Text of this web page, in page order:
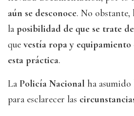
aún se desconoce. No obstante,
la posibilidad de que se trate
que vestía ropa y
esta práctica.
La Policía Nacional ha
para esclarecer las